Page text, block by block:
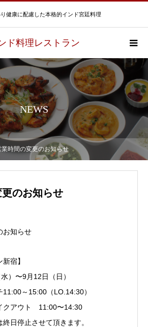
健康に配慮した本格的インド宮廷料理
ド料理レストラン
NEWS
業時間の変更のお知らせ
のお知らせ
お知らせ
宿】
）〜9月12日（日）
～15:00（LO.14:30）
クアウト 11:00〜14:30
日停止させて頂きます。